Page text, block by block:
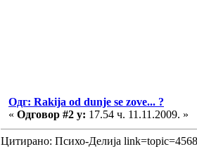
Одг: Rakija od dunje se zove... ?
« Одговор #2 у: 17.54 ч. 11.11.2009. »
Цитирано: Психо-Делија